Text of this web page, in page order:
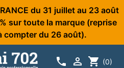
du 31 juillet au 23 août
sur toute la marque (reprise
compter du 26 août).
  shopping_cart (0)